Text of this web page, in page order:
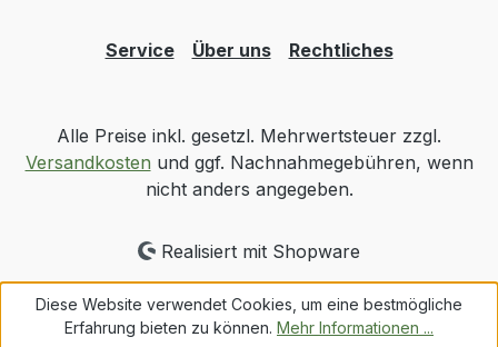
Service Über uns Rechtliches
Alle Preise inkl. gesetzl. Mehrwertsteuer zzgl.
Versandkosten und ggf. Nachnahmegebühren, wenn
nicht anders angegeben.
Realisiert mit Shopware
Diese Website verwendet Cookies, um eine bestmögliche
Erfahrung bieten zu können. Mehr Informationen ...